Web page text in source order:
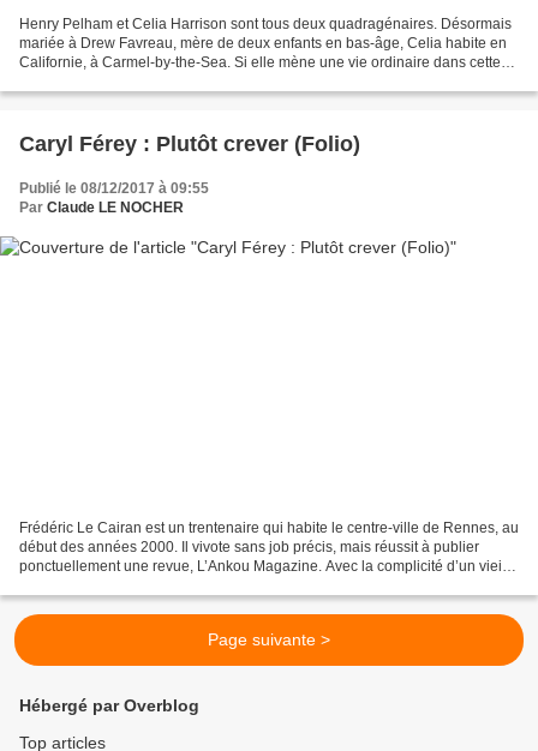
Henry Pelham et Celia Harrison sont tous deux quadragénaires. Désormais
mariée à Drew Favreau, mère de deux enfants en bas-âge, Celia habite en
Californie, à Carmel-by-the-Sea. Si elle mène une vie ordinaire dans cette
Caryl Férey : Plutôt crever (Folio)
Publié le 08/12/2017 à 09:55
Par Claude LE NOCHER
Frédéric Le Cairan est un trentenaire qui habite le centre-ville de Rennes, au
début des années 2000. Il vivote sans job précis, mais réussit à publier
ponctuellement une revue, L’Ankou Magazine. Avec la complicité d’un vieil
Page suivante >
Hébergé par Overblog
Top articles